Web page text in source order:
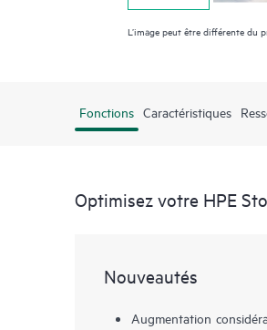
L’image peut être différente du
Fonctions Caractéristiques
Optimisez votre HPE
Nouveautés
Augmentation